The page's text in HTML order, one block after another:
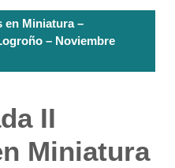
en Miniatura –
– Noviembre
II
Miniatura